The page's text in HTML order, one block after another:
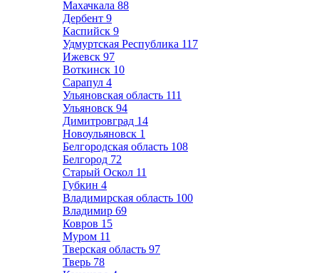
Махачкала 88
Дербент 9
Каспийск 9
Удмуртская Республика 117
Ижевск 97
Воткинск 10
Сарапул 4
Ульяновская область 111
Ульяновск 94
Димитровград 14
Новоульяновск 1
Белгородская область 108
Белгород 72
Старый Оскол 11
Губкин 4
Владимирская область 100
Владимир 69
Ковров 15
Муром 11
Тверская область 97
Тверь 78